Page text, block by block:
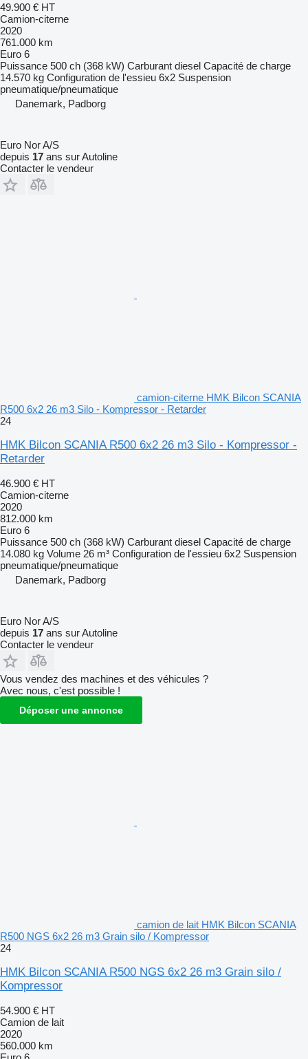
49.900 € HT
Camion-citerne
2020
761.000 km
Euro 6
Puissance 500 ch (368 kW) Carburant diesel Capacité de charge
14.570 kg Configuration de l'essieu 6x2 Suspension
pneumatique/pneumatique
Danemark, Padborg
Euro Nor A/S
depuis 17 ans sur Autoline
Contacter le vendeur
camion-citerne HMK Bilcon SCANIA
R500 6x2 26 m3 Silo - Kompressor - Retarder
24
HMK Bilcon SCANIA R500 6x2 26 m3 Silo - Kompressor -
Retarder
46.900 € HT
Camion-citerne
2020
812.000 km
Euro 6
Puissance 500 ch (368 kW) Carburant diesel Capacité de charge
14.080 kg Volume 26 m³ Configuration de l'essieu 6x2 Suspension
pneumatique/pneumatique
Danemark, Padborg
Euro Nor A/S
depuis 17 ans sur Autoline
Contacter le vendeur
Vous vendez des machines et des véhicules ?
Avec nous, c'est possible !
Déposer une annonce
camion de lait HMK Bilcon SCANIA
R500 NGS 6x2 26 m3 Grain silo / Kompressor
24
HMK Bilcon SCANIA R500 NGS 6x2 26 m3 Grain silo /
Kompressor
54.900 € HT
Camion de lait
2020
560.000 km